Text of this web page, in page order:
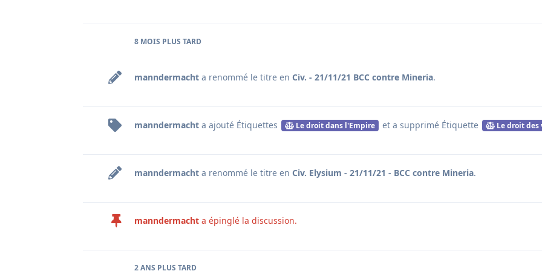
8 MOIS PLUS TARD
manndermacht a renommé le titre en Civ. - 21/11/21 BCC contre Mineria.
manndermacht a ajouté Étiquettes Le droit dans l'Empire et a supprimé Étiquette Le droit des
manndermacht a renommé le titre en Civ. Elysium - 21/11/21 - BCC contre Mineria.
manndermacht a épinglé la discussion.
2 ANS PLUS TARD